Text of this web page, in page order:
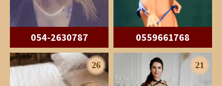
0559661768
054-2630787
21
26